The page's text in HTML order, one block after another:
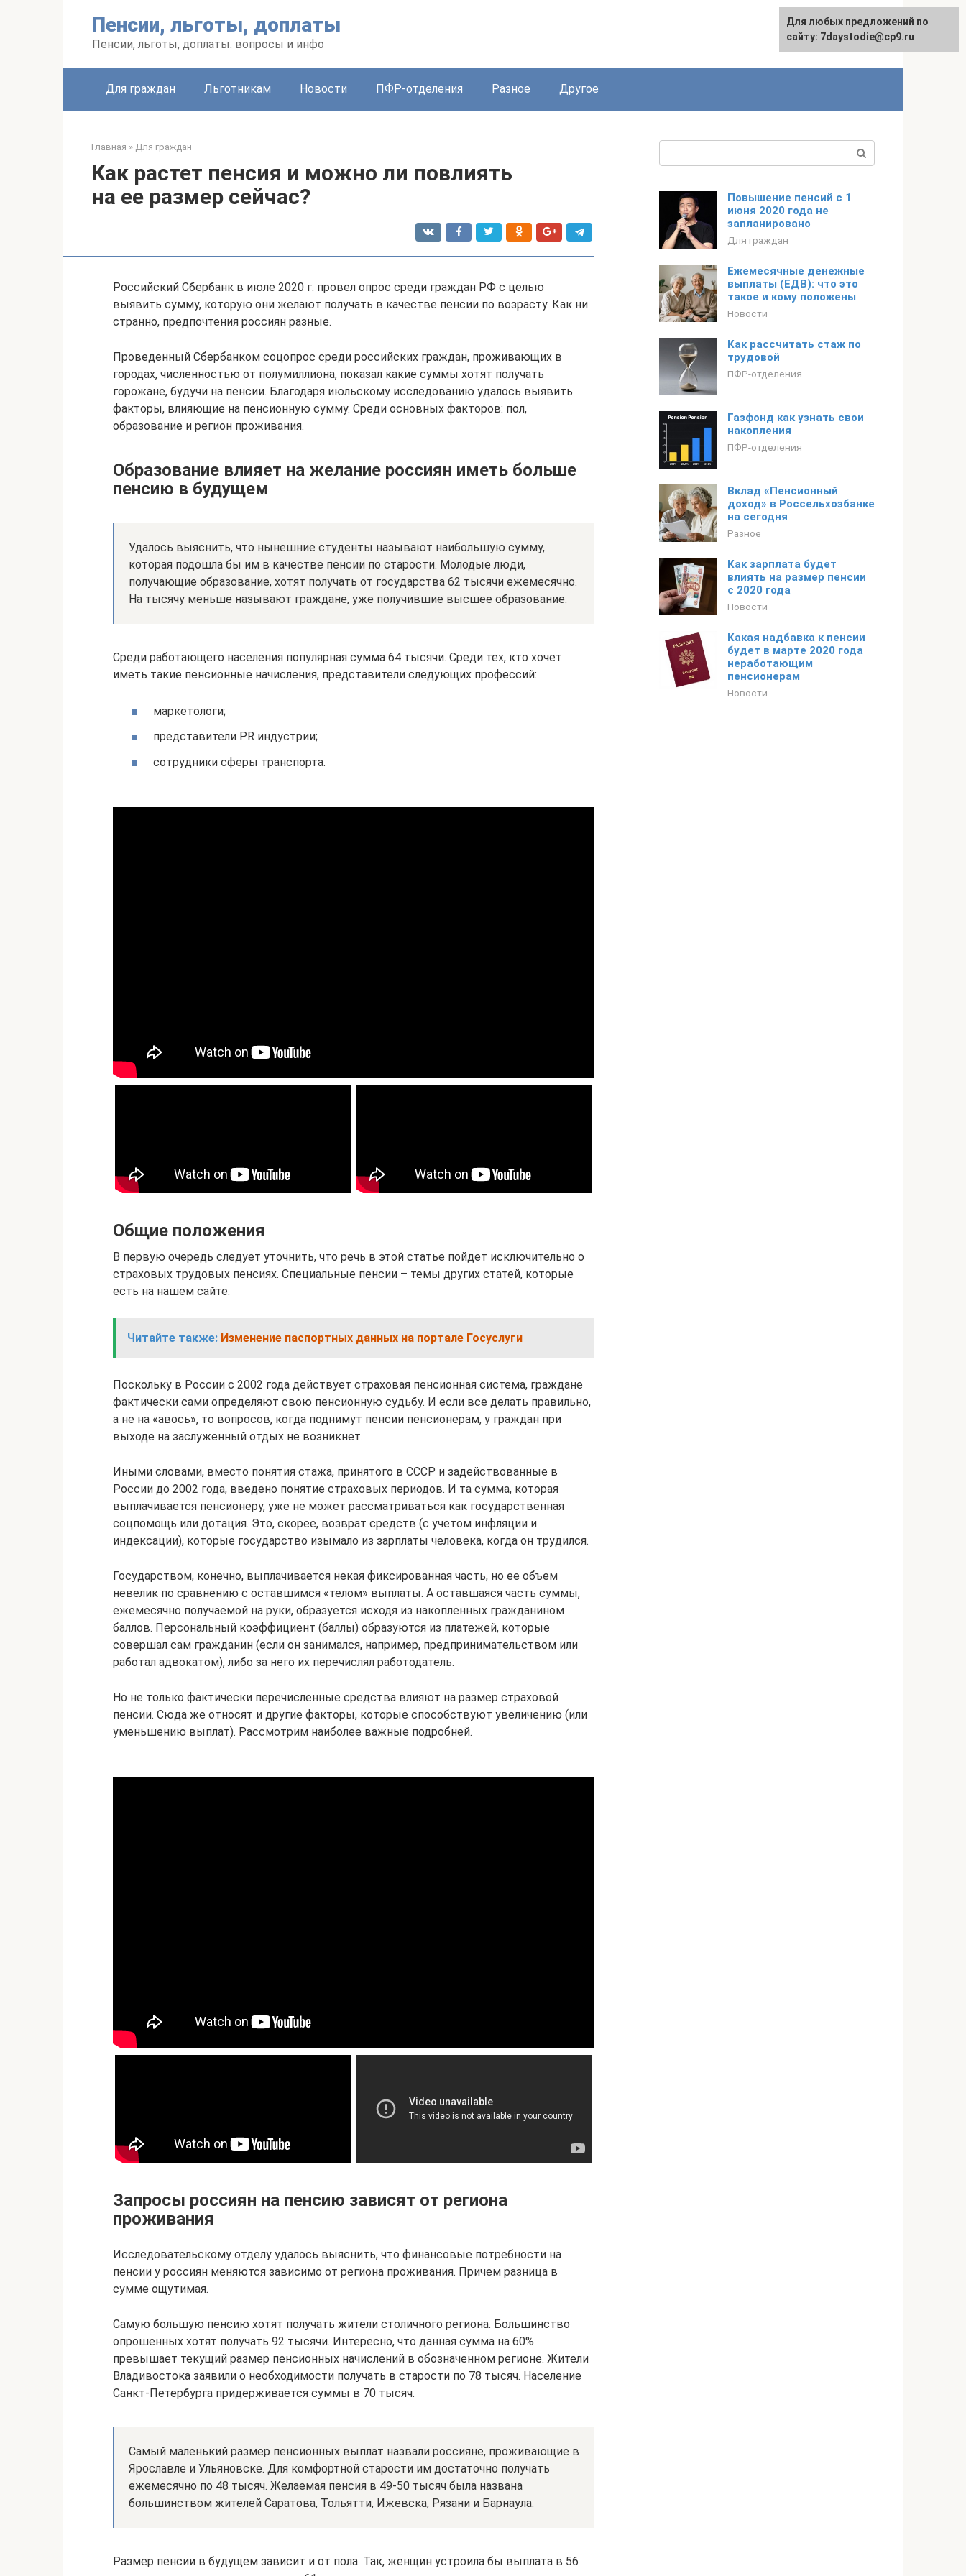
Пенсии, льготы, доплаты
Пенсии, льготы, доплаты: вопросы и инфо
Для граждан Льготникам Новости ПФР-отделения Разное Другое
Главная » Для граждан
Как растет пенсия и можно ли повлиять
на ее размер сейчас?
Российский Сбербанк в июле 2020 г. провел опрос среди граждан РФ с целью
выявить сумму, которую они желают получать в качестве пенсии по возрасту. Как ни
странно, предпочтения россиян разные.
Проведенный Сбербанком соцопрос среди российских граждан, проживающих в
городах, численностью от полумиллиона, показал какие суммы хотят получать
горожане, будучи на пенсии. Благодаря июльскому исследованию удалось выявить
факторы, влияющие на пенсионную сумму. Среди основных факторов: пол,
образование и регион проживания.
Образование влияет на желание россиян иметь больше
пенсию в будущем
Удалось выяснить, что нынешние студенты называют наибольшую сумму,
которая подошла бы им в качестве пенсии по старости. Молодые люди,
получающие образование, хотят получать от государства 62 тысячи ежемесячно.
На тысячу меньше называют граждане, уже получившие высшее образование.
Среди работающего населения популярная сумма 64 тысячи. Среди тех, кто хочет
иметь такие пенсионные начисления, представители следующих профессий:
маркетологи;
представители PR индустрии;
сотрудники сферы транспорта.
Общие положения
В первую очередь следует уточнить, что речь в этой статье пойдет исключительно о
страховых трудовых пенсиях. Специальные пенсии – темы других статей, которые
есть на нашем сайте.
Читайте также: Изменение паспортных данных на портале Госуслуги
Поскольку в России с 2002 года действует страховая пенсионная система, граждане
фактически сами определяют свою пенсионную судьбу. И если все делать правильно,
а не на «авось», то вопросов, когда поднимут пенсии пенсионерам, у граждан при
выходе на заслуженный отдых не возникнет.
Иными словами, вместо понятия стажа, принятого в СССР и задействованные в
России до 2002 года, введено понятие страховых периодов. И та сумма, которая
выплачивается пенсионеру, уже не может рассматриваться как государственная
соцпомощь или дотация. Это, скорее, возврат средств (с учетом инфляции и
индексации), которые государство изымало из зарплаты человека, когда он трудился.
Государством, конечно, выплачивается некая фиксированная часть, но ее объем
невелик по сравнению с оставшимся «телом» выплаты. А оставшаяся часть суммы,
ежемесячно получаемой на руки, образуется исходя из накопленных гражданином
баллов. Персональный коэффициент (баллы) образуются из платежей, которые
совершал сам гражданин (если он занимался, например, предпринимательством или
работал адвокатом), либо за него их перечислял работодатель.
Но не только фактически перечисленные средства влияют на размер страховой
пенсии. Сюда же относят и другие факторы, которые способствуют увеличению (или
уменьшению выплат). Рассмотрим наиболее важные подробней.
Запросы россиян на пенсию зависят от региона
проживания
Исследовательскому отделу удалось выяснить, что финансовые потребности на
пенсии у россиян меняются зависимо от региона проживания. Причем разница в
сумме ощутимая.
Самую большую пенсию хотят получать жители столичного региона. Большинство
опрошенных хотят получать 92 тысячи. Интересно, что данная сумма на 60%
превышает текущий размер пенсионных начислений в обозначенном регионе. Жители
Владивостока заявили о необходимости получать в старости по 78 тысяч. Население
Санкт-Петербурга придерживается суммы в 70 тысяч.
Самый маленький размер пенсионных выплат назвали россияне, проживающие в
Ярославле и Ульяновске. Для комфортной старости им достаточно получать
ежемесячно по 48 тысяч. Желаемая пенсия в 49-50 тысяч была названа
большинством жителей Саратова, Тольятти, Ижевска, Рязани и Барнаула.
Размер пенсии в будущем зависит и от пола. Так, женщин устроила бы выплата в 56
Повышение пенсий с 1
июня 2020 года не
запланировано
Для граждан
Ежемесячные денежные
выплаты (ЕДВ): что это
такое и кому положены
Новости
Как рассчитать стаж по
трудовой
ПФР-отделения
Газфонд как узнать свои
накопления
ПФР-отделения
Вклад «Пенсионный
доход» в Россельхозбанке
на сегодня
Разное
Как зарплата будет
влиять на размер пенсии
с 2020 года
Новости
Какая надбавка к пенсии
будет в марте 2020 года
неработающим
пенсионерам
Новости
Для любых предложений по
сайту: 7daystodie@cp9.ru